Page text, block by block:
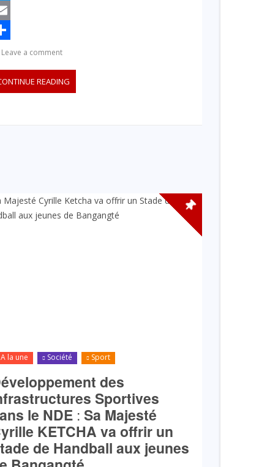
Leave a comment
READING
A la une Société Sport
des
Sportives
le NDE : Sa Majesté
KETCHA va offrir un
de Handball aux jeunes